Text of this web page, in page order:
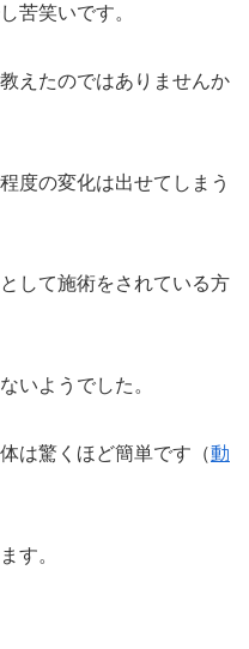
苦笑いです。
えたのではありませんか
度の変化は出せてしまう
して施術をされている方
いようでした。
は驚くほど簡単です（動
す。